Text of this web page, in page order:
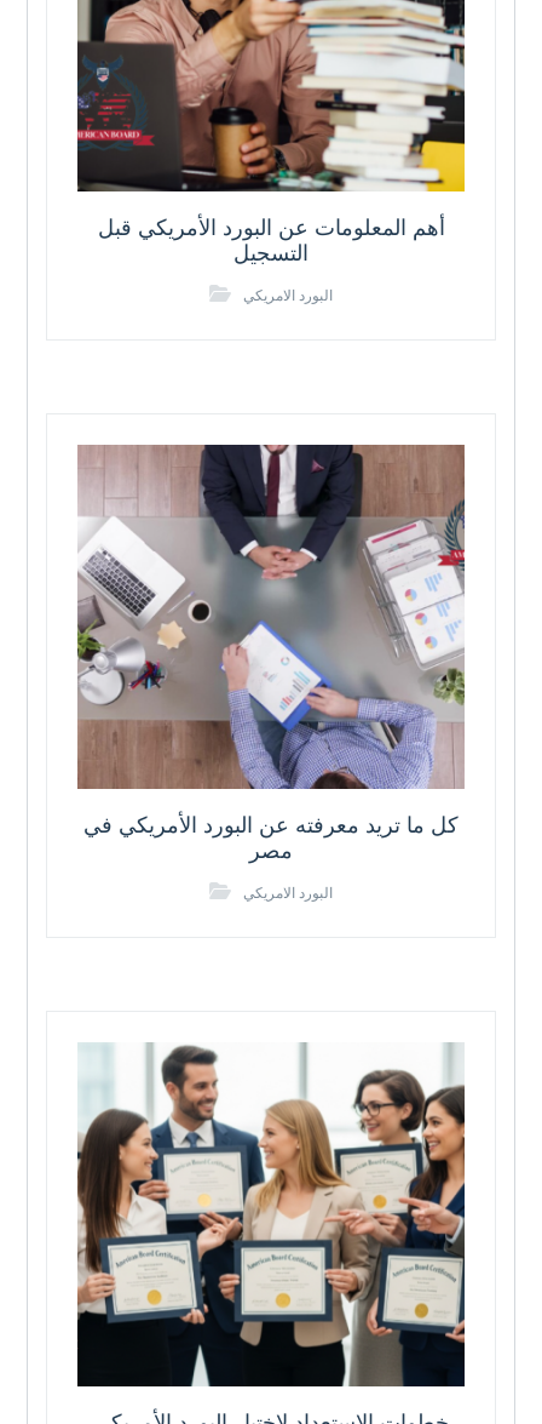
أهم المعلومات عن البورد الأمريكي قبل
التسجيل
البورد الامريكي
كل ما تريد معرفته عن البورد الأمريكي في
مصر
البورد الامريكي